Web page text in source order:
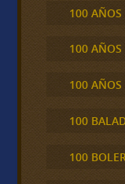
100 AÑOS
100 AÑOS
100 AÑOS
100
100